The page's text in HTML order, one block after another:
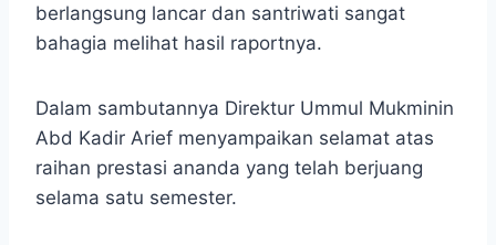
berlangsung lancar dan santriwati sangat
bahagia melihat hasil raportnya.
Dalam sambutannya Direktur Ummul Mukminin
Abd Kadir Arief menyampaikan selamat atas
raihan prestasi ananda yang telah berjuang
selama satu semester.